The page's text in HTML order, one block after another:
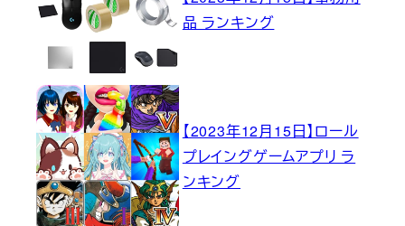
品 ランキング
【2023年12月15日】ロール
プレイングゲームアプリ ラ
ンキング